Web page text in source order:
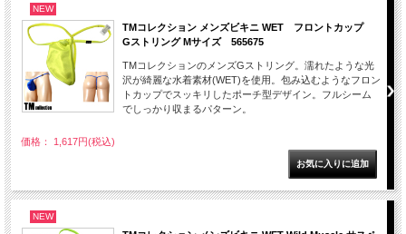
NEW
TMコレクション メンズビキニ WET フロントカップ
Gストリング Mサイズ 565675
TMコレクションのメンズGストリング。濡れたような光
沢が綺麗な水着素材(WET)を使用。包み込むようなフロン
トカップでスッキリしたポーチ型デザイン。フルシーム
でしっかり収まるパターン。
価格： 1,617円(税込)
NEW